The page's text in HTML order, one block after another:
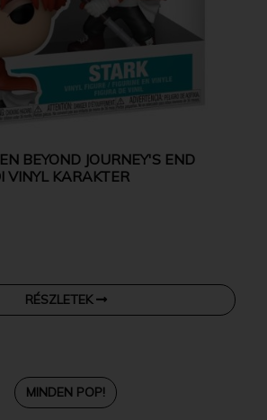
BEYOND JOURNEY'S END
VINYL KARAKTER
RÉSZLETEK
MINDEN POP!